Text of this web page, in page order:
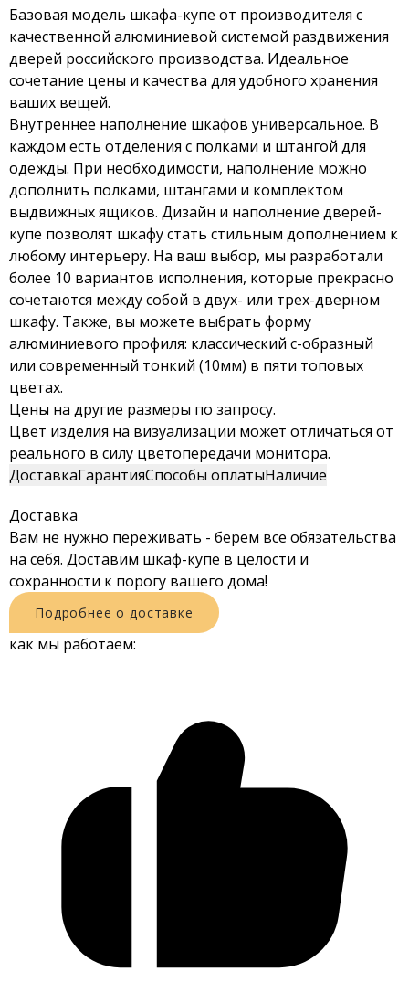
Базовая модель шкафа-купе от производителя с
качественной алюминиевой системой раздвижения
дверей российского производства. Идеальное
сочетание цены и качества для удобного хранения
ваших вещей.
Внутреннее наполнение шкафов универсальное. В
каждом есть отделения с полками и штангой для
одежды. При необходимости, наполнение можно
дополнить полками, штангами и комплектом
выдвижных ящиков. Дизайн и наполнение дверей-
купе позволят шкафу стать стильным дополнением к
любому интерьеру. На ваш выбор, мы разработали
более 10 вариантов исполнения, которые прекрасно
сочетаются между собой в двух- или трех-дверном
шкафу. Также, вы можете выбрать форму
алюминиевого профиля: классический с-образный
или современный тонкий (10мм) в пяти топовых
цветах.
Цены на другие размеры по запросу.
Цвет изделия на визуализации может отличаться от
реального в силу цветопередачи монитора.
ДоставкаГарантияСпособы оплатыНаличие
Доставка
Вам не нужно переживать - берем все обязательства
на себя. Доставим шкаф-купе в целости и
сохранности к порогу вашего дома!
Подробнее о доставке
как мы работаем: